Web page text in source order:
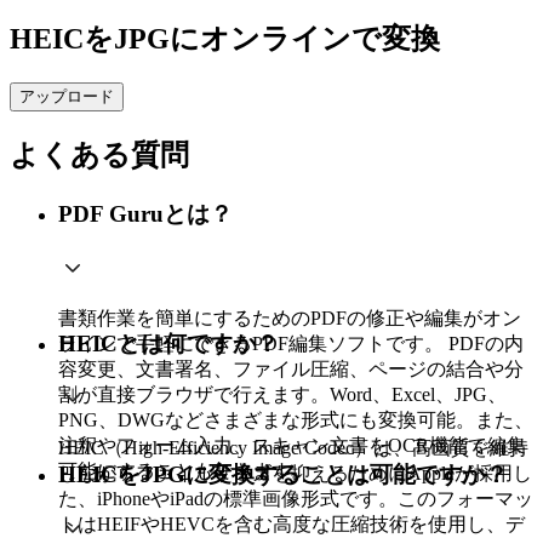
HEICをJPGにオンラインで変換
アップロード
よくある質問
PDF Guruとは？
書類作業を簡単にするためのPDFの修正や編集がオン
ラインで手軽にできるPDF編集ソフトです。 PDFの内
容変更、文書署名、ファイル圧縮、ページの結合や分
割が直接ブラウザで行えます。Word、Excel、JPG、
PNG、DWGなどさまざまな形式にも変換可能。また、
注釈やフォーム入力、スキャン文書をOCR機能で編集
可能にすることもできます。
HEICとは何ですか？
HEIC（High-Efficiency Image Codec）は、高画質を維持
しながらファイルサイズを抑えるためにAppleが採用し
た、iPhoneやiPadの標準画像形式です。このフォーマッ
トはHEIFやHEVCを含む高度な圧縮技術を使用し、デ
HEICをJPGに変換することは可能ですか？